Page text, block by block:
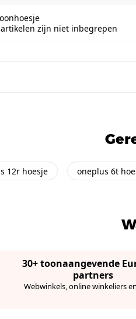
zijn niet inbegrepen
12r hoesje oneplus 6t
30+ toonaangevende
partners
Webwinkels, online winkeliers